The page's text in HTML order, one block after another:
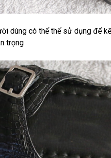
dùng có thể thể sử dụng để
trọng